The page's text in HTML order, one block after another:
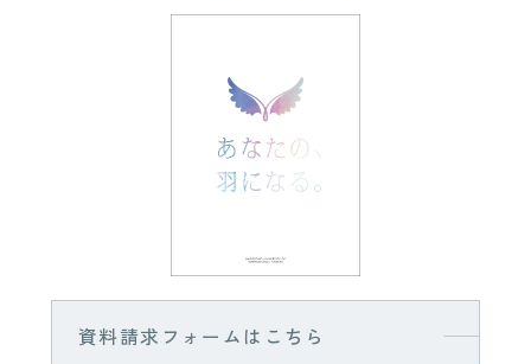
資料請求フォームはこちら